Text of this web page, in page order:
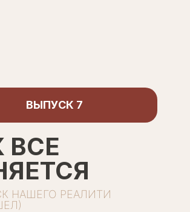
ВЫПУСК 7
ВСЕ
НАШЕГО РЕАЛИТИ